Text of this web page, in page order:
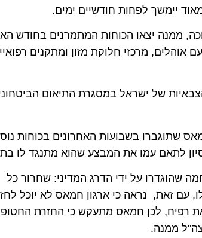
יימשך לפחות חודשיים ימים.
ממנה יצאו הכוחות המתמרנים בחודש
אוהלים, מרכזי חלוקת מזון ומתקנים
של ישראל במסגרת התיאום הביטחוני
שתוגברו בשבועות האחרונים בכוחות
לתאם עמו את המבצע שהוא מתנגד לו
שהוגדרו על ידי הדרג המדיני: שחרור כל
עם זאת, נראה כי ארגון חמאס לא יוכל
רפיח, לכן חמאס מתעקש כי החזרת
ממנה.